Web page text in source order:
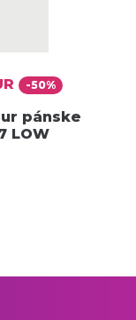
-50%
pánske
LOW